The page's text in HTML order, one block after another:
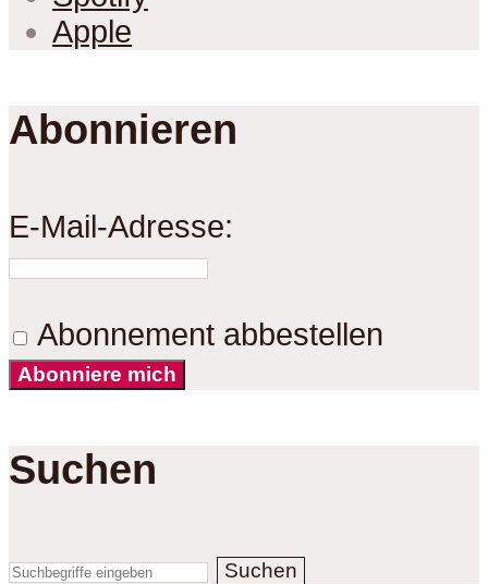
Apple
Abonnieren
E-Mail-Adresse:
Abonnement abbestellen
Abonniere mich
Suchen
Suchen